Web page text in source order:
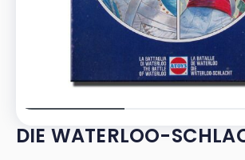
DIE WATERLOO-